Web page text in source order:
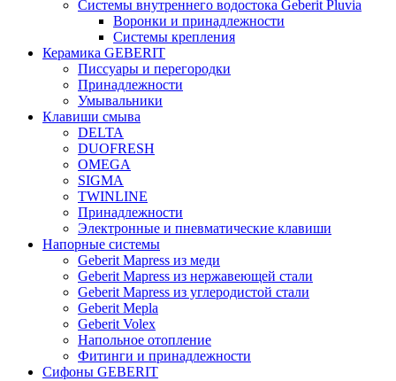
Системы внутреннего водостока Geberit Pluvia
Воронки и принадлежности
Системы крепления
Керамика GEBERIT
Писсуары и перегородки
Принадлежности
Умывальники
Клавиши смыва
DELTA
DUOFRESH
OMEGA
SIGMA
TWINLINE
Принадлежности
Электронные и пневматические клавиши
Напорные системы
Geberit Mapress из меди
Geberit Mapress из нержавеющей стали
Geberit Mapress из углеродистой стали
Geberit Mepla
Geberit Volex
Напольное отопление
Фитинги и принадлежности
Сифоны GEBERIT